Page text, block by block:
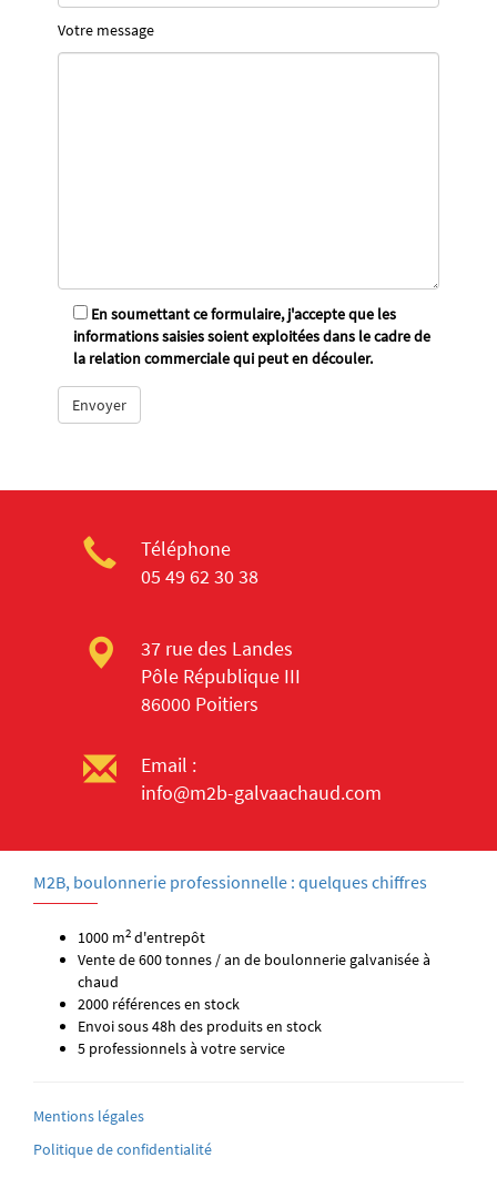
Votre message
En soumettant ce formulaire, j'accepte que les
informations saisies soient exploitées dans le cadre de
la relation commerciale qui peut en découler.
Téléphone
05 49 62 30 38
37 rue des Landes
Pôle République III
86000 Poitiers
Email :
info@m2b-galvaachaud.com
M2B, boulonnerie professionnelle : quelques chiffres
1000 m2 d'entrepôt
Vente de 600 tonnes / an de boulonnerie galvanisée à
chaud
2000 références en stock
Envoi sous 48h des produits en stock
5 professionnels à votre service
Mentions légales
Politique de confidentialité